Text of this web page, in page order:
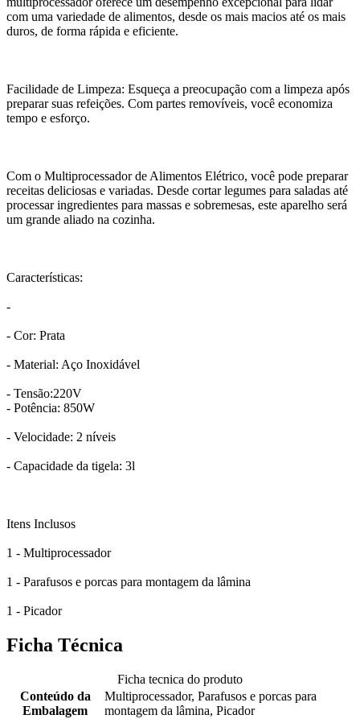
com uma variedade de alimentos, desde os mais macios até os mais
duros, de forma rápida e eficiente.
Facilidade de Limpeza: Esqueça a preocupação com a limpeza após
preparar suas refeições. Com partes removíveis, você economiza
tempo e esforço.
Com o Multiprocessador de Alimentos Elétrico, você pode preparar
receitas deliciosas e variadas. Desde cortar legumes para saladas até
processar ingredientes para massas e sobremesas, este aparelho será
um grande aliado na cozinha.
Características:
-
- Cor: Prata
- Material: Aço Inoxidável
- Tensão:220V
- Potência: 850W
- Velocidade: 2 níveis
- Capacidade da tigela: 3l
Itens Inclusos
1 - Multiprocessador
1 - Parafusos e porcas para montagem da lâmina
1 - Picador
Ficha Técnica
Ficha tecnica do produto
Conteúdo da
Embalagem
Multiprocessador, Parafusos e porcas para
montagem da lâmina, Picador